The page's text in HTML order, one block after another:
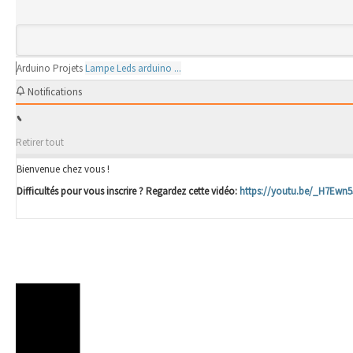
Arduino ProjetsLampe Leds arduino ...
Notifications
Retirer tout
Bienvenue chez vous !
Difficultés pour vous inscrire ? Regardez cette vidéo: https://youtu.be/